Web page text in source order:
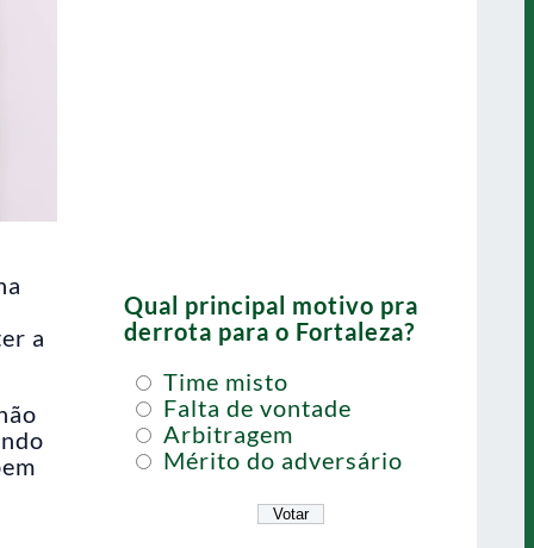
a
Qual principal motivo pra
derrota para o Fortaleza?
Time misto
Falta de vontade
Arbitragem
Mérito do adversário